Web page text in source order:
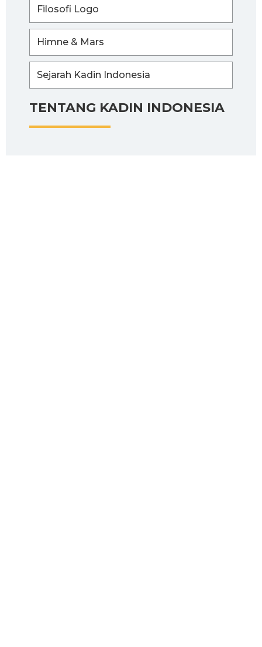
TENTANG KADIN INDONESIA
Filosofi Logo
Himne & Mars
Sejarah Kadin Indonesia